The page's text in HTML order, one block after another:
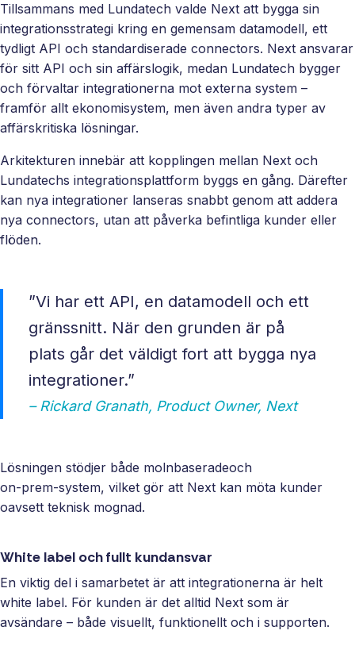
Tillsammans med Lundatech valde Next att bygga sin
integrationsstrategi kring en gemensam datamodell, ett
tydligt API och standardiserade connectors. Next ansvarar
för sitt API och sin affärslogik, medan Lundatech bygger
och förvaltar integrationerna mot externa system –
framför allt ekonomisystem, men även andra typer av
affärskritiska lösningar.
Arkitekturen innebär att kopplingen mellan Next och
Lundatechs integrationsplattform byggs en gång. Därefter
kan nya integrationer lanseras snabbt genom att addera
nya connectors, utan att påverka befintliga kunder eller
flöden.
”Vi har ett API, en datamodell och ett
gränssnitt. När den grunden är på
plats går det väldigt fort att bygga nya
integrationer.”
– Rickard Granath, Product Owner, Next
Lösningen stödjer både molnbaseradeoch
on‑prem‑system, vilket gör att Next kan möta kunder
oavsett teknisk mognad.
White label och fullt kundansvar
En viktig del i samarbetet är att integrationerna är helt
white label. För kunden är det alltid Next som är
avsändare – både visuellt, funktionellt och i supporten.